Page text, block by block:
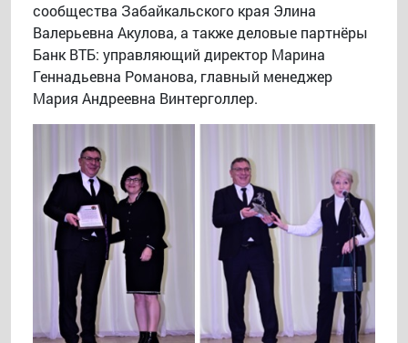
сообщества Забайкальского края Элина
Валерьевна Акулова, а также деловые партнёры
Банк ВТБ: управляющий директор Марина
Геннадьевна Романова, главный менеджер
Мария Андреевна Винтерголлер.